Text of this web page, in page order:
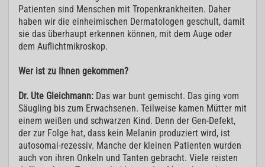
Patienten sind Menschen mit Tropenkrankheiten. Daher
haben wir die einheimischen Dermatologen geschult, damit
sie das überhaupt erkennen können, mit dem Auge oder
dem Auflichtmikroskop.
Wer ist zu Ihnen gekommen?
Dr. Ute Gleichmann: Das war bunt gemischt. Das ging vom
Säugling bis zum Erwachsenen. Teilweise kamen Mütter mit
einem weißen und schwarzen Kind. Denn der Gen-Defekt,
der zur Folge hat, dass kein Melanin produziert wird, ist
autosomal-rezessiv. Manche der kleinen Patienten wurden
auch von ihren Onkeln und Tanten gebracht. Viele reisten